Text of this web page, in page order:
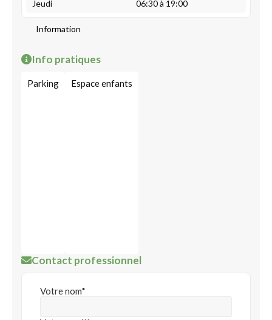
Jeudi
06:30 à 19:00
Information
Info pratiques
Parking Espace enfants
Contact professionnel
Votre nom*